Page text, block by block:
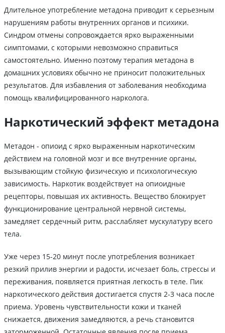
Длительное употребление метадона приводит к серьезным
нарушениям работы внутренних органов и психики.
Синдром отмены сопровождается ярко выраженными
симптомами, с которыми невозможно справиться
самостоятельно. Именно поэтому терапия метадона в
домашних условиях обычно не приносит положительных
результатов. Для избавления от заболевания необходима
помощь квалифицированного нарколога.
Наркотический эффект метадона
Метадон - опиоид с ярко выраженным наркотическим
действием на головной мозг и все внутренние органы,
вызывающим стойкую физическую и психологическую
зависимость. Наркотик воздействует на опиоидные
рецепторы, повышая их активность. Вещество блокирует
функционирование центральной нервной системы,
замедляет сердечный ритм, расслабляет мускулатуру всего
тела.
Уже через 15-20 минут после употребления возникает
резкий прилив энергии и радости, исчезает боль, стрессы и
переживания, появляется приятная легкость в теле. Пик
наркотического действия достигается спустя 2-3 часа после
приема. Уровень чувствительности кожи и тканей
снижается, движения замедляются, а речь становится